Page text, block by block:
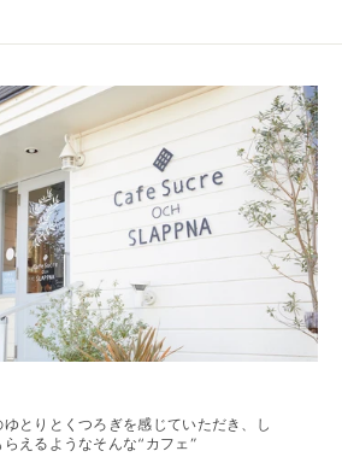
とりとくつろぎを感じていただき、し
えるようなそんな“カフェ”